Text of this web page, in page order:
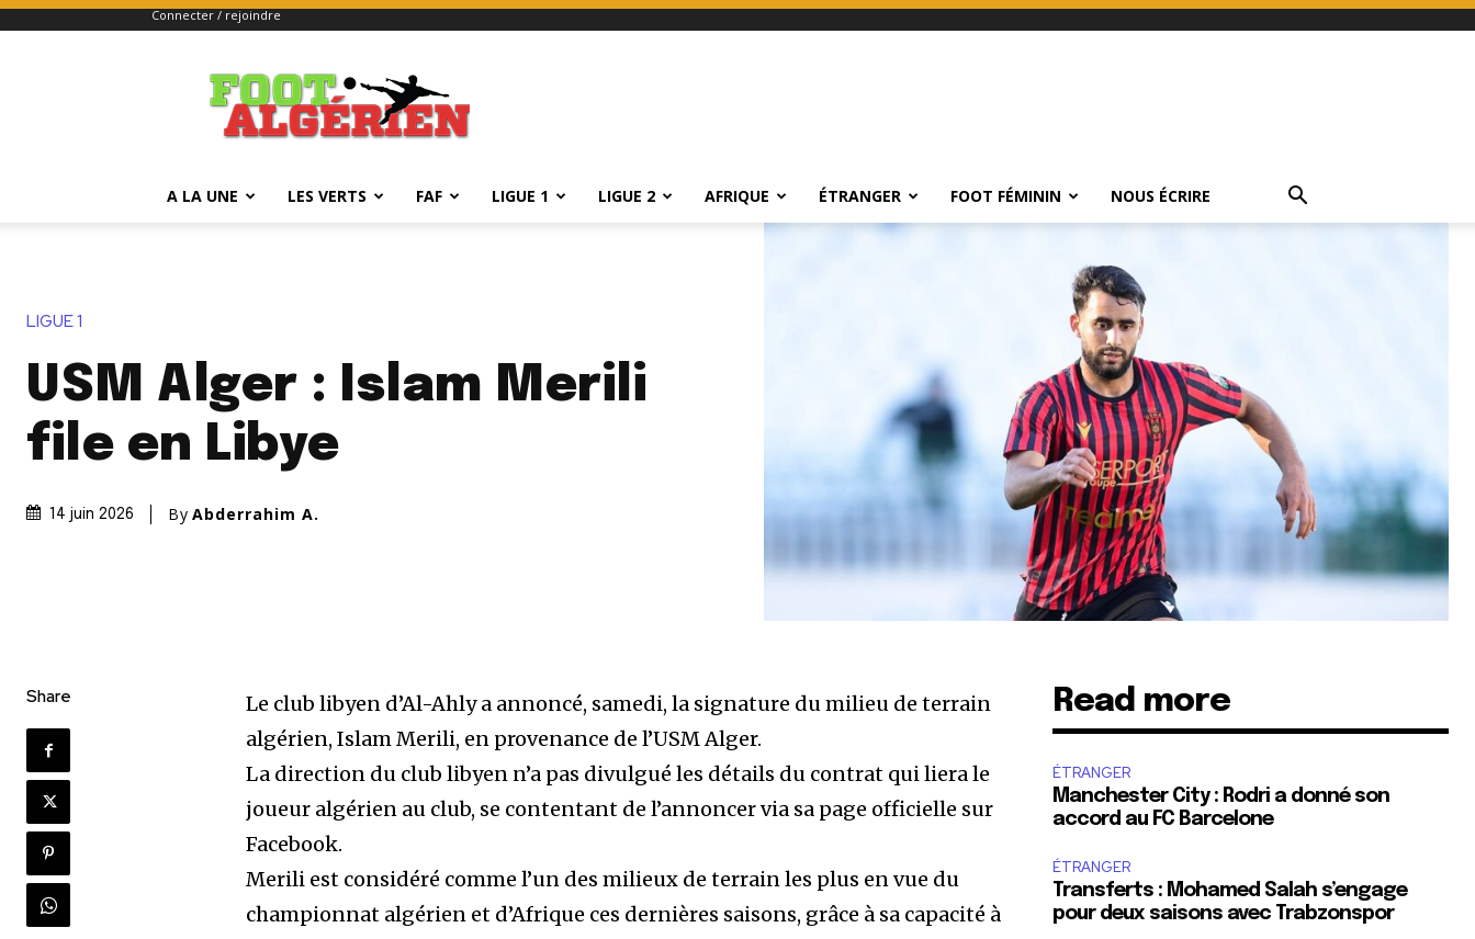
Connecter / rejoindre
FOOTALGERIEN
A LA UNE LES VERTS FAF LIGUE 1 LIGUE 2 AFRIQUE ÉTRANGER FOOT FÉMININ NOUS ÉCRIRE
LIGUE 1
USM Alger : Islam Merili
file en Libye
14 juin 2026 By Abderrahim A.
Share
Le club libyen d’Al-Ahly a annoncé, samedi, la signature du milieu de terrain
algérien, Islam Merili, en provenance de l’USM Alger.
La direction du club libyen n’a pas divulgué les détails du contrat qui liera le
joueur algérien au club, se contentant de l’annoncer via sa page officielle sur
Facebook.
Merili est considéré comme l’un des milieux de terrain les plus en vue du
championnat algérien et d’Afrique ces dernières saisons, grâce à sa capacité à
Read more
ÉTRANGER
Manchester City : Rodri a donné son
accord au FC Barcelone
ÉTRANGER
Transferts : Mohamed Salah s’engage
pour deux saisons avec Trabzonspor